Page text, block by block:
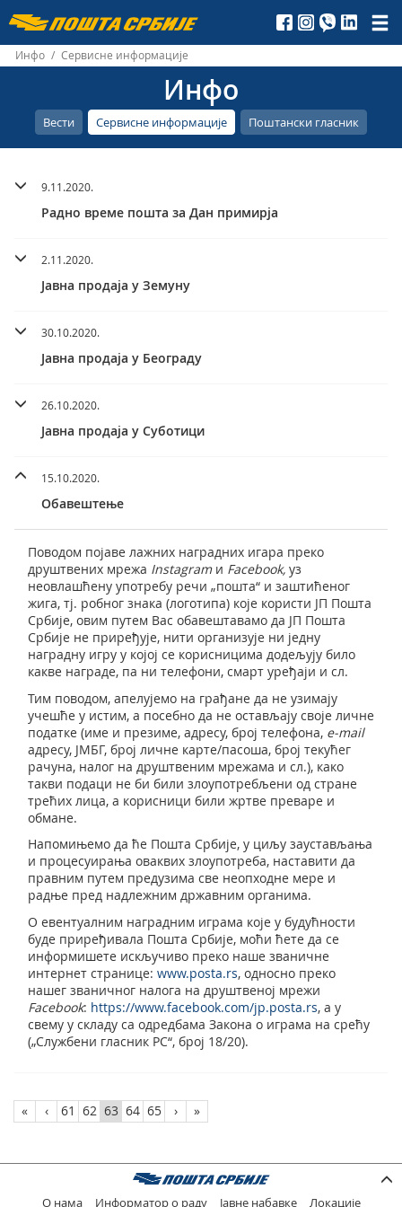
Пошта
Србије
д.о.о.
Инфо / Сервисне информације
Инфо
Вести Сервисне информације Поштански гласник
9.11.2020.
Радно време пошта за Дан примирја
2.11.2020.
Јавна продаја у Земуну
30.10.2020.
Јавна продаја у Београду
26.10.2020.
Јавна продаја у Суботици
15.10.2020.
Обавештење
Поводом појаве лажних наградних игара преко
друштвених мрежа Instagramи Facebook, уз
неовлашћену употребу речи „пошта“ и заштићеног
жига, тј. робног знака (логотипа) које користи ЈП Пошта
Србије, овим путем Вас обавештавамо да ЈП Пошта
Србије не приређује, нити организује ни једну
наградну игру у којој се корисницима додељују било
какве награде, па ни телефони, смарт уређаји и сл.
Тим поводом, апелујемо на грађане да не узимају
учешће у истим, а посебно да не остављају своје личне
податке (име и презиме, адресу, број телефона, e-mail
адресу, ЈМБГ, број личне карте/пасоша, број текућег
рачуна, налог на друштвеним мрежама и сл.), како
такви подаци не би били злоупотребљени од стране
трећих лица, а корисници били жртве преваре и
обмане.
Напомињемо да ће Пошта Србије, у циљу заустављања
и процесуирања оваквих злоупотреба, наставити да
правним путем предузима све неопходне мере и
радње пред надлежним државним органима.
О евентуалним наградним играма које у будућности
буде приређивала Пошта Србије, моћи ћете да се
информишете искључиво преко наше званичне
интернет странице: www.posta.rs, односно преко
нашег званичног налога на друштвеној мрежи
Facebook: https://www.facebook.com/jp.posta.rs, а у
свему у складу са одредбама Закона о играма на срећу
(„Службени гласник РС“, број 18/20).
« ‹ 61 62 63 64 65 › »
О нама Информатор о раду Јавне набавке Локације